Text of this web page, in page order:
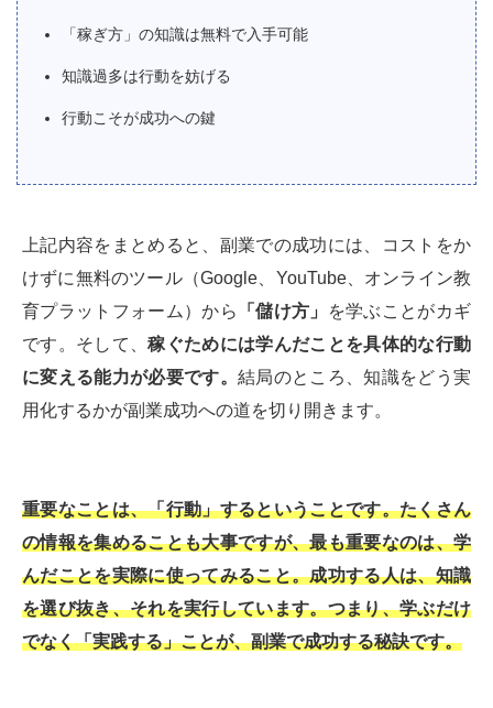
「稼ぎ方」の知識は無料で入手可能
知識過多は行動を妨げる
行動こそが成功への鍵
上記内容をまとめると、副業での成功には、コストをか
けずに無料のツール（Google、YouTube、オンライン教
育プラットフォーム）から
「儲け方」
を学ぶことがカギ
です。そして、稼ぐためには学んだことを具体的な行動
に変える能力が必要です。 結局のところ、知識をどう実
用化するかが副業成功への道を切り開きます。
重要なことは、「行動」するということです。たくさん
の情報を集めることも大事ですが、最も重要なのは、学
んだことを実際に使ってみること。成功する人は、知識
を選び抜き、それを実行しています。つまり、学ぶだけ
でなく「実践する」ことが、副業で成功する秘訣です。